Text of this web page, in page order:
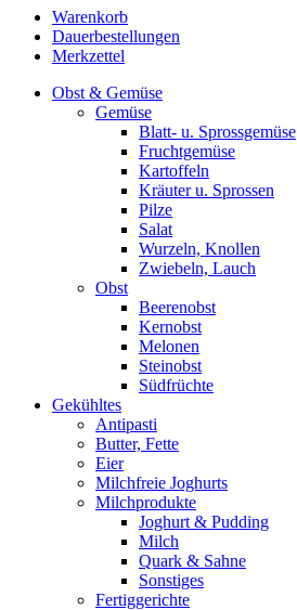
Warenkorb
Dauerbestellungen
Merkzettel
Obst & Gemüse
Gemüse
Blatt- u. Sprossgemüse
Fruchtgemüse
Kartoffeln
Kräuter u. Sprossen
Pilze
Salat
Wurzeln, Knollen
Zwiebeln, Lauch
Obst
Beerenobst
Kernobst
Melonen
Steinobst
Südfrüchte
Gekühltes
Antipasti
Butter, Fette
Eier
Milchfreie Joghurts
Milchprodukte
Joghurt & Pudding
Milch
Quark & Sahne
Sonstiges
Fertiggerichte